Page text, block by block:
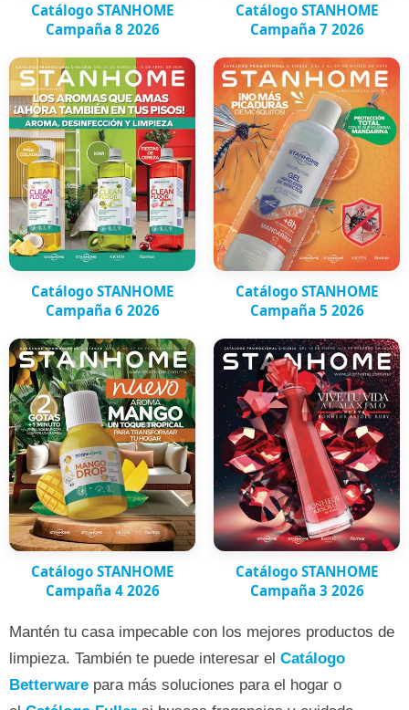
Catálogo STANHOME
Campaña 8 2026
Catálogo STANHOME
Campaña 7 2026
Catálogo STANHOME
Campaña 6 2026
Catálogo STANHOME
Campaña 5 2026
Catálogo STANHOME
Campaña 4 2026
Catálogo STANHOME
Campaña 3 2026
Mantén tu casa impecable con los mejores productos de
limpieza. También te puede interesar el Catálogo
Betterware para más soluciones para el hogar o